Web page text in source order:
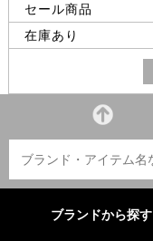
セール商品
在庫あり
ブランドから探す